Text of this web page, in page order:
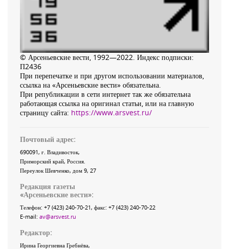
© Арсеньевские вести, 1992—2022. Индекс подписки:
П2436
При перепечатке и при другом использовании материалов,
ссылка на «Арсеньевские вести» обязательна.
При републикации в сети интернет так же обязательна
работающая ссылка на оригинал статьи, или на главную
страницу сайта: https://www.arsvest.ru/
Почтовый адрес:
690091, г. Владивосток,
Приморский край, Россия
Переулок Шевченко, дом 9, 27
Редакция газеты
«Арсеньевские вести»:
Телефон: +7 (423) 240-70-21, факс: +7 (423) 240-70-22
E-mail: av@arsvest.ru
Редактор:
Ирина Георгиевна Гребнёва,